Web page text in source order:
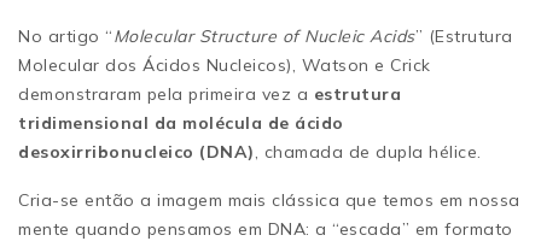
No artigo “Molecular Structure of Nucleic Acids” (Estrutura
Molecular dos Ácidos Nucleicos), Watson e Crick
demonstraram pela primeira vez a estrutura
tridimensional da molécula de ácido
desoxirribonucleico (DNA), chamada de dupla hélice.
Cria-se então a imagem mais clássica que temos em nossa
mente quando pensamos em DNA: a “escada” em formato